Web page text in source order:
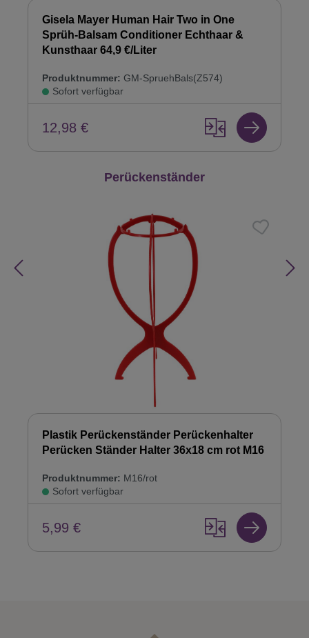
Gisela Mayer Human Hair Two in One
Sprüh-Balsam Conditioner Echthaar &
Kunsthaar 64,9 €/Liter
Produktnummer: GM-SpruehBals(Z574)
Sofort verfügbar
12,98 €
Produktgalerie überspringen
Perückenständer
Plastik Perückenständer Perückenhalter
Perücken Ständer Halter 36x18 cm rot M16
Produktnummer: M16/rot
Sofort verfügbar
5,99 €